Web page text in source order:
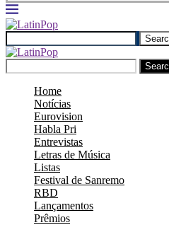
Home
Notícias
Eurovision
Habla Pri
Entrevistas
Letras de Música
Listas
Festival de Sanremo
RBD
Lançamentos
Prêmios